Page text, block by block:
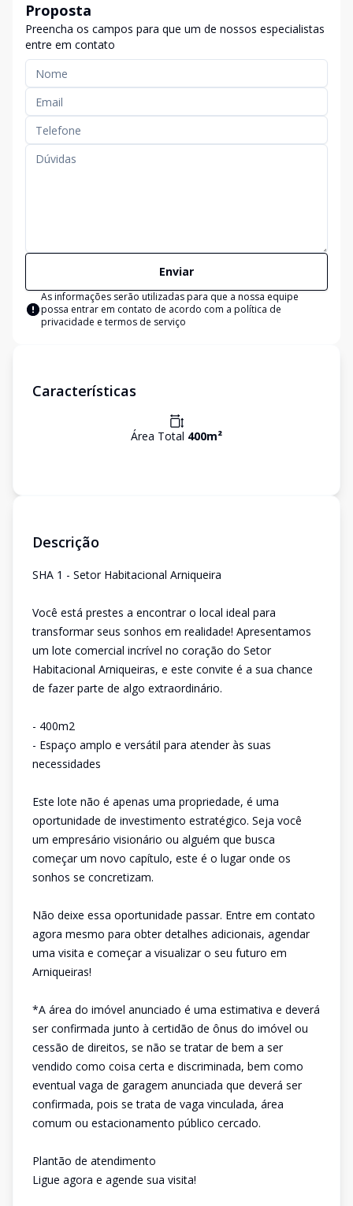
Proposta
Preencha os campos para que um de nossos especialistas
entre em contato
Enviar
As informações serão utilizadas para que a nossa equipe
possa entrar em contato de acordo com a política de
privacidade e termos de serviço
Características
Área Total 400m²
Descrição
SHA 1 - Setor Habitacional Arniqueira
Você está prestes a encontrar o local ideal para
transformar seus sonhos em realidade! Apresentamos
um lote comercial incrível no coração do Setor
Habitacional Arniqueiras, e este convite é a sua chance
de fazer parte de algo extraordinário.
- 400m2
- Espaço amplo e versátil para atender às suas
necessidades
Este lote não é apenas uma propriedade, é uma
oportunidade de investimento estratégico. Seja você
um empresário visionário ou alguém que busca
começar um novo capítulo, este é o lugar onde os
sonhos se concretizam.
Não deixe essa oportunidade passar. Entre em contato
agora mesmo para obter detalhes adicionais, agendar
uma visita e começar a visualizar o seu futuro em
Arniqueiras!
*A área do imóvel anunciado é uma estimativa e deverá
ser confirmada junto à certidão de ônus do imóvel ou
cessão de direitos, se não se tratar de bem a ser
vendido como coisa certa e discriminada, bem como
eventual vaga de garagem anunciada que deverá ser
confirmada, pois se trata de vaga vinculada, área
comum ou estacionamento público cercado.
Plantão de atendimento
Ligue agora e agende sua visita!